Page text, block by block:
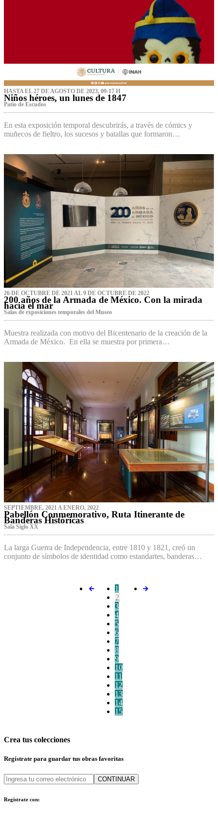
HASTA EL 27 DE AGOSTO DE 2023, 09-17 H
Niños héroes, un lunes de 1847
Patio de Escudos
En esta exposición temporal descubrirás, a través de cómics y
muñecos de fieltro, los sucesos y batallas que formaron…
26 DE OCTUBRE DE 2021 AL 9 DE OCTUBRE DE 2022
200 años de la Armada de México. Con la mirada
hacia el mar
Salas de exposiciones temporales del Museo‌
Muestra realizada con motivo del Bicentenario de la creación de la
Armada de México. En ella se muestra por primera…
SEPTIEMBRE, 2021 A ENERO, 2022
Pabellón Conmemorativo, Ruta Itinerante de
Banderas Históricas
Sala Siglo XX
La larga Guerra de Independencia, entre 1810 y 1821, creó un
conjunto de símbolos de identidad como estandartes, banderas…
1
2
3
4
5
6
7
8
9
10
11
12
13
14
15
Crea tus colecciones
Regístrate para guardar tus obras favoritas
CONTINUAR
Regístrate con: